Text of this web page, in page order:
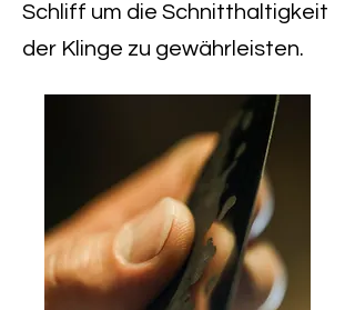
Schliff um die Schnitthaltigkeit
der Klinge zu gewährleisten.